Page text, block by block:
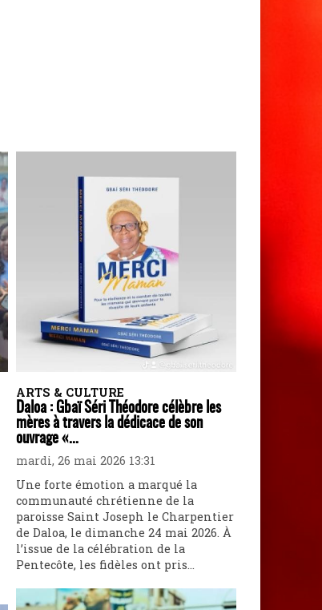
ARTS & CULTURE
Daloa : Gbaï Séri Théodore célèbre les
mères à travers la dédicace de son
ouvrage «...
mardi, 26 mai 2026 13:31
Une forte émotion a marqué la
communauté chrétienne de la
paroisse Saint Joseph le Charpentier
de Daloa, le dimanche 24 mai 2026. À
l’issue de la célébration de la
Pentecôte, les fidèles ont pris...